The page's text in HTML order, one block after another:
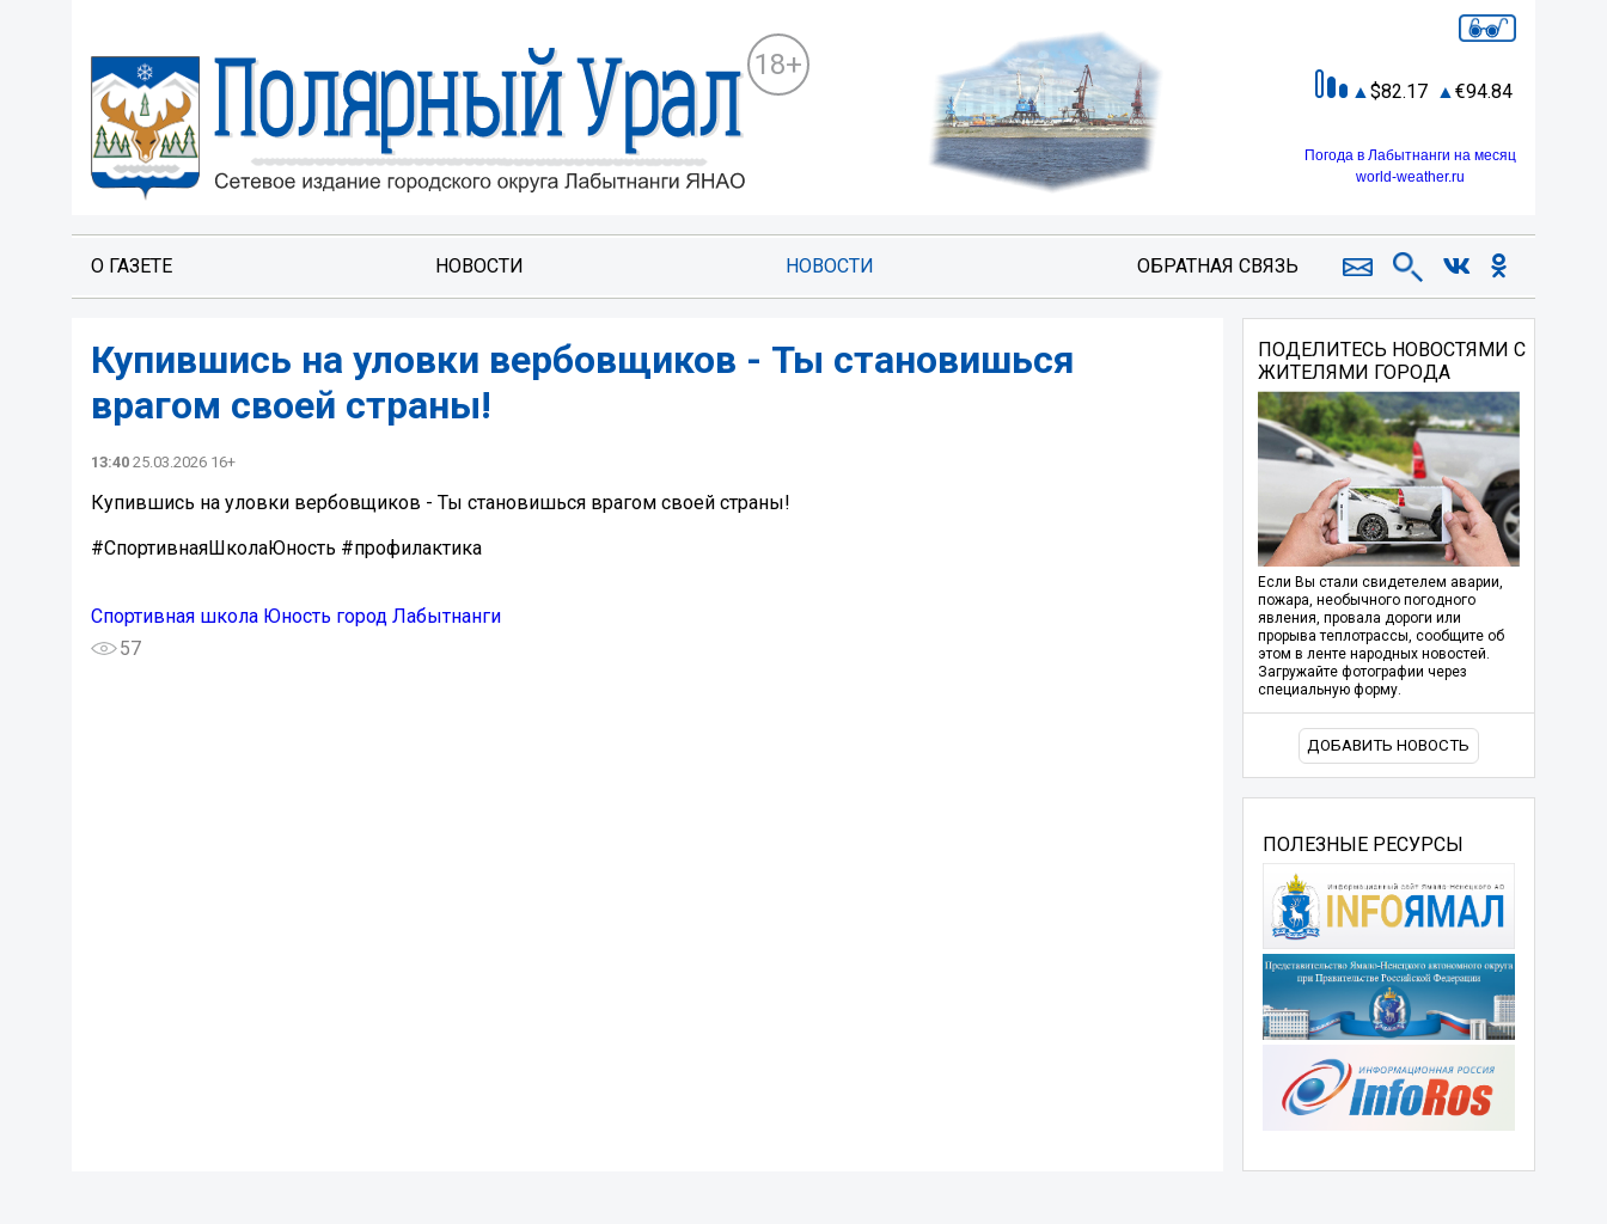
18+
82.17 94.84
Погода в Лабытнанги на месяц
world-weather.ru
О ГАЗЕТЕ НОВОСТИ НОВОСТИ ОБРАТНАЯ СВЯЗЬ
Купившись на уловки вербовщиков - Ты становишься
врагом своей страны!
13:40 25.03.2026 16+
Купившись на уловки вербовщиков - Ты становишься врагом своей страны!
#СпортивнаяШколаЮность #профилактика
Спортивная школа Юность город Лабытнанги
57
ПОДЕЛИТЕСЬ НОВОСТЯМИ С
ЖИТЕЛЯМИ ГОРОДА
Если Вы стали свидетелем аварии,
пожара, необычного погодного
явления, провала дороги или
прорыва теплотрассы, сообщите об
этом в ленте народных новостей.
Загружайте фотографии через
специальную форму.
ДОБАВИТЬ НОВОСТЬ
ПОЛЕЗНЫЕ РЕСУРСЫ